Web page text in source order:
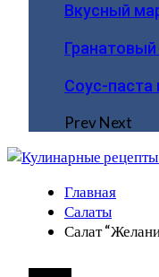
Вкусный
Соус-паста
PrevNext
Главная
Салаты
Салат